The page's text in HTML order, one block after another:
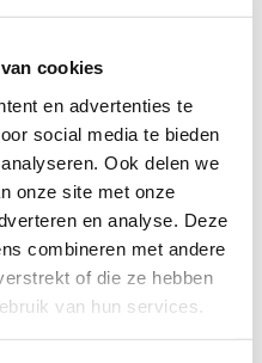
cookies
en advertenties te
social media te bieden
Ook delen we
onze site met onze
en analyse. Deze
combineren met andere
of die ze hebben
van hun services.
jouw vraag behoort